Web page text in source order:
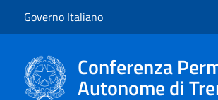
Governo Italiano
Conferenza
Autonome di